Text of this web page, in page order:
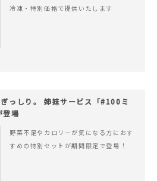
冷凍・特別価格で提供いたします
っしり。 姉妹サービス「#100ミ
登場
野菜不足やカロリーが気になる方におす
すめの特別セットが期間限定で登場！